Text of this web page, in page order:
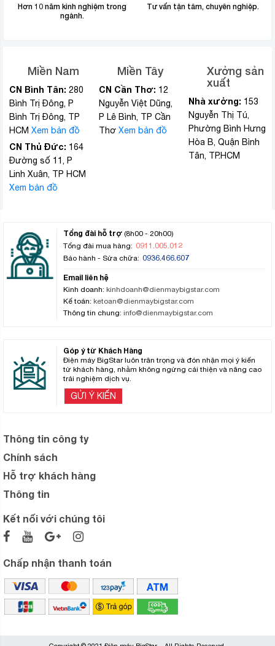
Hơn 10 năm kinh nghiệm trong
ngành.
Tư vấn tận tâm, chuyên nghiệp.
Miền Nam
CN Bình Tân: 280
Bình Trị Đông, P
Bình Trị Đông, TP
HCM Xem bản đồ
CN Thủ Đức: 164
Đường số 11, P
Linh Xuân, TP HCM
Xem bản đồ
Miền Tây
CN Cần Thơ: 12
Nguyễn Việt Dũng,
P Lê Bình, TP Cần
Thơ Xem bản đồ
Xưởng sản
xuất
Nhà xưởng: 153
Nguyễn Thị Tú,
Phường Bình Hưng
Hòa B, Quận Bình
Tân, TP.HCM
Tổng đài hỗ trợ (8h00 - 20h00)
Tổng đài mua hàng: 0911.005.012
Bảo hành - Sửa chữa: 0936.466.607
Email liên hệ
Kinh doanh: kinhdoanh@dienmaybigstar.com
Kế toán: ketoan@dienmaybigstar.com
Thông tin chung: info@dienmaybigstar.com
Góp ý từ Khách Hàng
Điện máy BigStar luôn trân trọng và đón nhận mọi ý kiến
từ khách hàng, nhằm không ngừng cải thiện và nâng cao
trải nghiệm dịch vụ.
GỬI Ý KIẾN
Thông tin công ty
Chính sách
Hỗ trợ khách hàng
Thông tin
Kết nối với chúng tôi
Chấp nhận thanh toán